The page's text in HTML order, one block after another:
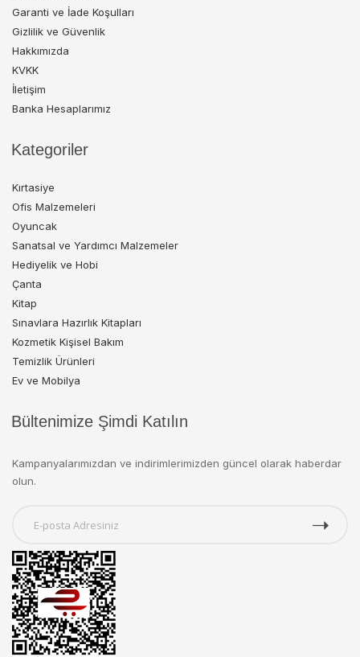
Garanti ve İade Koşulları
Gizlilik ve Güvenlik
Hakkımızda
KVKK
İletişim
Banka Hesaplarımız
Kategoriler
Kırtasiye
Ofis Malzemeleri
Oyuncak
Sanatsal ve Yardımcı Malzemeler
Hediyelik ve Hobi
Çanta
Kitap
Sınavlara Hazırlık Kitapları
Kozmetik Kişisel Bakım
Temizlik Ürünleri
Ev ve Mobilya
Bültenimize Şimdi Katılın
Kampanyalarımızdan ve indirimlerimizden güncel olarak haberdar
olun.